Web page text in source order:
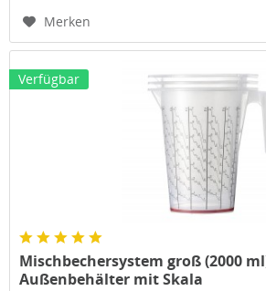
Merken
Verfügbar
Mischbechersystem groß (2000
Außenbehälter mit Skala